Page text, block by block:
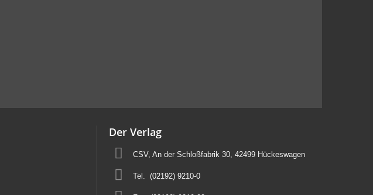
Der Verlag
CSV, An der Schloßfabrik 30, 42499 Hückeswagen
Tel. (02192) 9210-0